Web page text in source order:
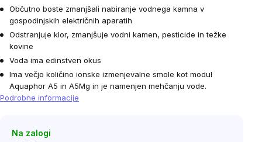
Občutno boste zmanjšali nabiranje vodnega kamna v
gospodinjskih električnih aparatih
Odstranjuje klor, zmanjšuje vodni kamen, pesticide in težke
kovine
Voda ima edinstven okus
Ima večjo količino ionske izmenjevalne smole kot modul
Aquaphor A5 in A5Mg in je namenjen mehčanju vode.
Podrobne informacije
Na zalogi